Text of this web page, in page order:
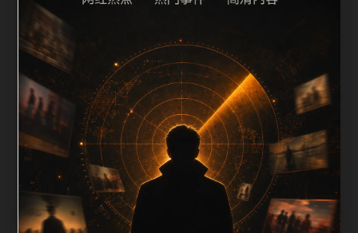
题或专题入口，降低站群页面之间的重复感。页面底部
保留同类推荐、上一篇下一篇和 sitemap 入口，保证重
要页面点击深度尽量控制在三次以内。正文维护时可按
用户搜索路径补充三类信息：入口是否稳定、同栏目还
有哪些可继续阅读、移动端打开时图片和摘要是否一
致。每次新增内容后同步检查标题、description、
canonical、主题图、alt、title和推荐链接，确保页面既
能被搜索引擎理解，也能让真实